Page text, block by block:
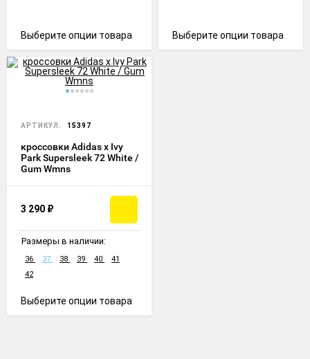
Выберите опции товара Выберите опции товара
АРТИКУЛ: 15397
кроссовки Adidas x Ivy
Park Supersleek 72 White /
Gum Wmns
3 290 ₽
Размеры в наличии:
36 37 38 39 40
41
42
Выберите опции товара